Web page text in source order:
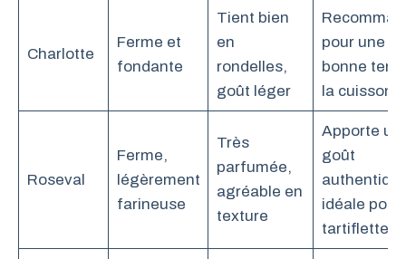
Charlotte
Ferme et
fondante
Tient bien
en
rondelles,
goût léger
pour une
bonne
la cuisson
Roseval
Ferme,
légèrement
farineuse
Très
parfumée,
agréable en
texture
Apporte un
goût
idéale pour
tartiflette